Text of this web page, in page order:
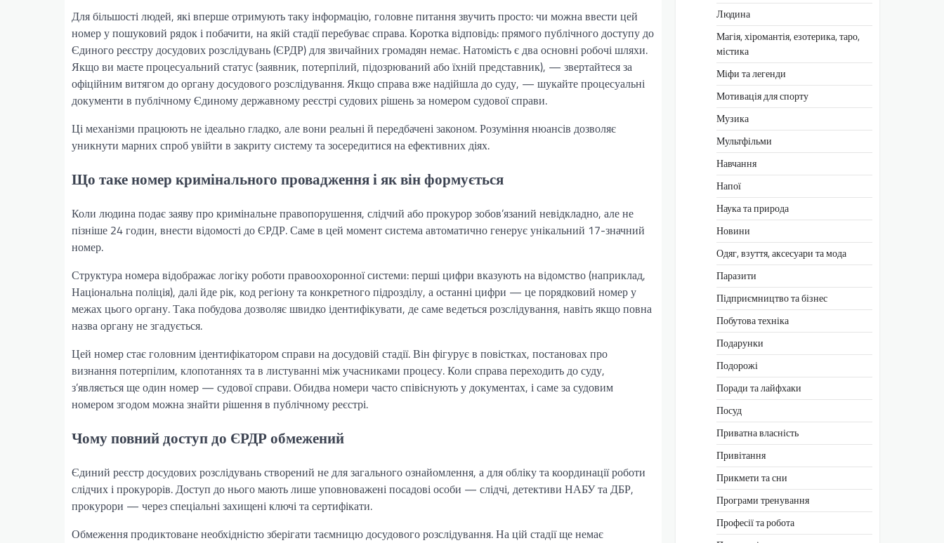
Для більшості людей, які вперше отримують таку інформацію, головне питання звучить просто: чи можна ввести цей
номер у пошуковий рядок і побачити, на якій стадії перебуває справа. Коротка відповідь: прямого публічного доступу до
Єдиного реєстру досудових розслідувань (ЄРДР) для звичайних громадян немає. Натомість є два основні робочі шляхи.
Якщо ви маєте процесуальний статус (заявник, потерпілий, підозрюваний або їхній представник), — звертайтеся за
офіційним витягом до органу досудового розслідування. Якщо справа вже надійшла до суду, — шукайте процесуальні
документи в публічному Єдиному державному реєстрі судових рішень за номером судової справи.
Ці механізми працюють не ідеально гладко, але вони реальні й передбачені законом. Розуміння нюансів дозволяє
уникнути марних спроб увійти в закриту систему та зосередитися на ефективних діях.
Що таке номер кримінального провадження і як він формується
Коли людина подає заяву про кримінальне правопорушення, слідчий або прокурор зобов’язаний невідкладно, але не
пізніше 24 годин, внести відомості до ЄРДР. Саме в цей момент система автоматично генерує унікальний 17-значний
номер.
Структура номера відображає логіку роботи правоохоронної системи: перші цифри вказують на відомство (наприклад,
Національна поліція), далі йде рік, код регіону та конкретного підрозділу, а останні цифри — це порядковий номер у
межах цього органу. Така побудова дозволяє швидко ідентифікувати, де саме ведеться розслідування, навіть якщо повна
назва органу не згадується.
Цей номер стає головним ідентифікатором справи на досудовій стадії. Він фігурує в повістках, постановах про
визнання потерпілим, клопотаннях та в листуванні між учасниками процесу. Коли справа переходить до суду,
з’являється ще один номер — судової справи. Обидва номери часто співіснують у документах, і саме за судовим
номером згодом можна знайти рішення в публічному реєстрі.
Чому повний доступ до ЄРДР обмежений
Єдиний реєстр досудових розслідувань створений не для загального ознайомлення, а для обліку та координації роботи
слідчих і прокурорів. Доступ до нього мають лише уповноважені посадові особи — слідчі, детективи НАБУ та ДБР,
прокурори — через спеціальні захищені ключі та сертифікати.
Обмеження продиктоване необхідністю зберігати таємницю досудового розслідування. На цій стадії ще немає
Людина
Магія, хіромантія, езотерика, таро,
містика
Міфи та легенди
Мотивація для спорту
Музика
Мультфільми
Навчання
Напої
Наука та природа
Новини
Одяг, взуття, аксесуари та мода
Паразити
Підприємництво та бізнес
Побутова техніка
Подарунки
Подорожі
Поради та лайфхаки
Посуд
Приватна власність
Привітання
Прикмети та сни
Програми тренування
Професії та робота